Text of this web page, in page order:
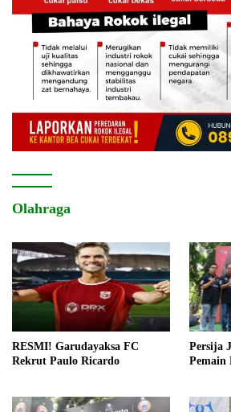
Olahraga
RESMI! Garudayaksa FC
Rekrut Paulo Ricardo
Persija
Pemain